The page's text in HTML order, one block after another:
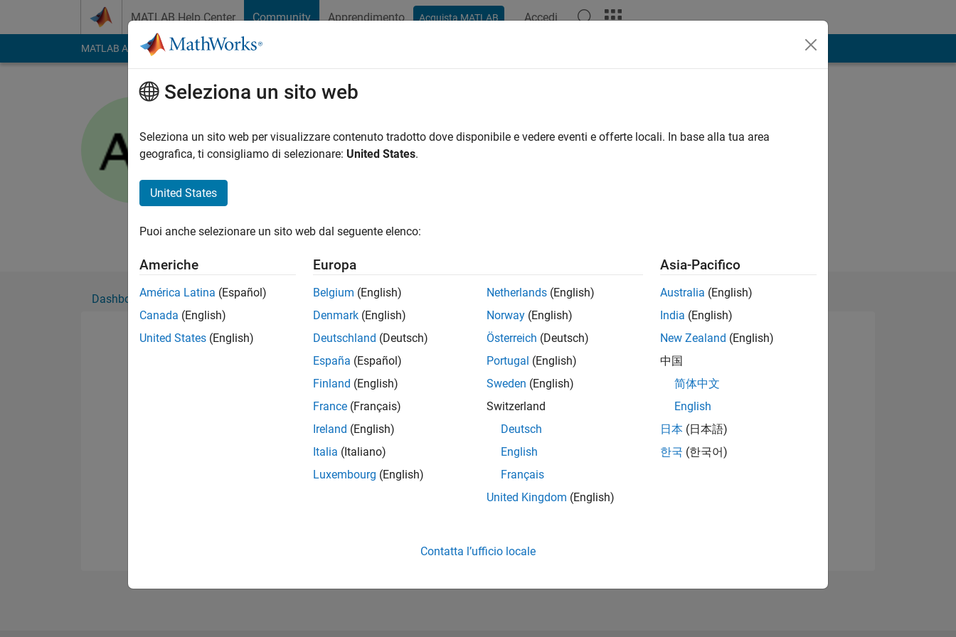
MATLAB Help Center Community Apprendimento Acquista MATLAB Accedi
MATLAB Answers File Exchange Cody
Trent University
Attivo dal 2013
Followers:
Professional Interests: Astronomy
Dashboard Badge Sponsorizzazioni
Please login to endorse this person in a skill
Seleziona un sito web
Seleziona un sito web per visualizzare contenuto tradotto dove disponibile e vedere eventi e offerte locali. In base alla tua area
geografica, ti consigliamo di selezionare: United States.
United States
Puoi anche selezionare un sito web dal seguente elenco:
Americhe
América Latina (Español)
Canada (English)
United States (English)
Europa
Belgium (English)
Denmark (English)
Deutschland (Deutsch)
España (Español)
Finland (English)
France (Français)
Ireland (English)
Italia (Italiano)
Luxembourg (English)
Netherlands (English)
Norway (English)
Österreich (Deutsch)
Portugal (English)
Sweden (English)
Switzerland
Deutsch
English
Français
United Kingdom (English)
Asia-Pacifico
Australia (English)
India (English)
New Zealand (English)
中国
简体中文
English
日本 (日本語)
한국 (한국어)
Contatta l’ufficio locale